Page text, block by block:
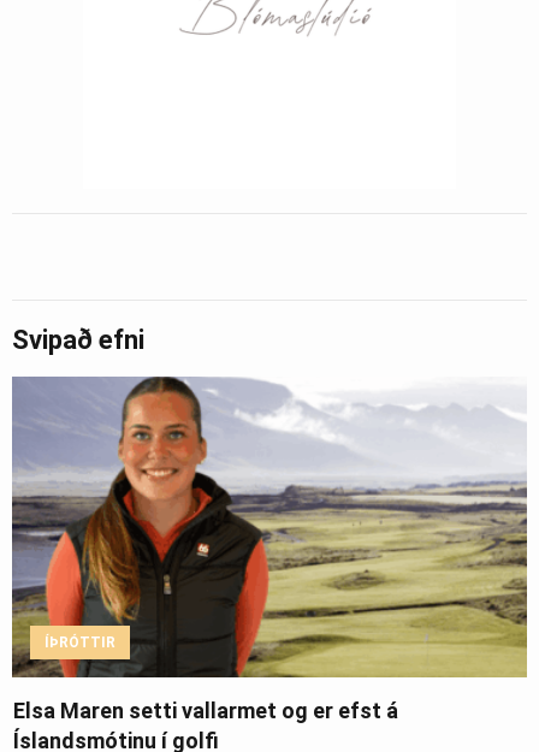
Svipað efni
ÍÞRÓTTIR
Elsa Maren setti vallarmet og er efst á
Íslandsmótinu í golfi